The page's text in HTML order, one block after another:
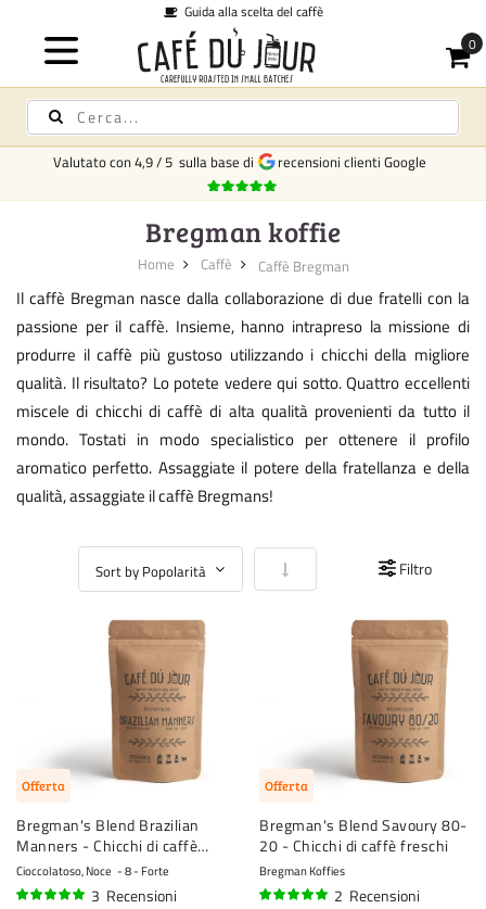
Guida alla scelta del caffè
Valutato con4,9/5 sulla base di recensioni clienti Google
Bregman koffie
Home Caffè Caffè Bregman
Il caffè Bregman nasce dalla collaborazione di due fratelli con la
passione per il caffè. Insieme, hanno intrapreso la missione di
produrre il caffè più gustoso utilizzando i chicchi della migliore
qualità. Il risultato? Lo potete vedere qui sotto. Quattro eccellenti
miscele di chicchi di caffè di alta qualità provenienti da tutto il
mondo. Tostati in modo specialistico per ottenere il profilo
aromatico perfetto. Assaggiate il potere della fratellanza e della
qualità, assaggiate il caffè Bregmans!
Imposta la direzione crescente
Filtro
Offerta
Bregman's Blend Brazilian
Manners - Chicchi di caffè
freschi
Cioccolatoso, Noce 8 - Forte
3 Recensioni
Offerta
Bregman's Blend Savoury 80-
20 - Chicchi di caffè freschi
Bregman Koffies
2 Recensioni